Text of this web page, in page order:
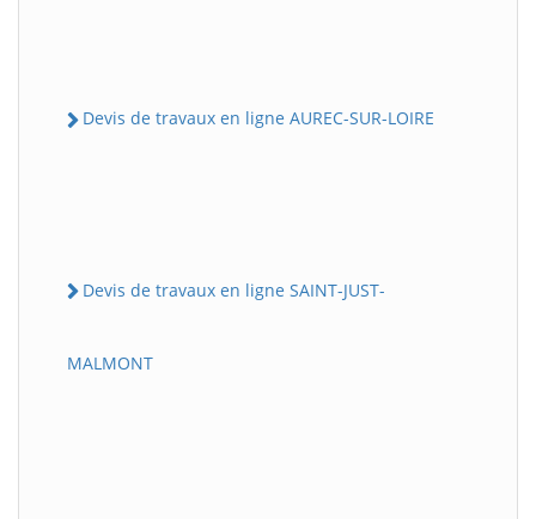
Devis de travaux en ligne AUREC-SUR-LOIRE
Devis de travaux en ligne SAINT-JUST-
MALMONT